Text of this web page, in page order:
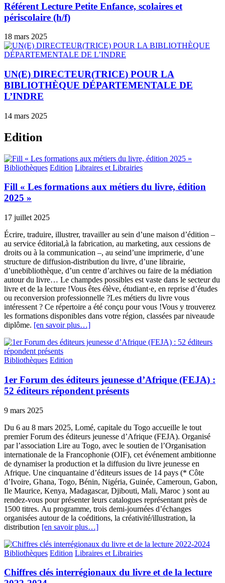
Référent Lecture Petite Enfance, scolaires et
périscolaire (h/f)
18 mars 2025
UN(E) DIRECTEUR(TRICE) POUR LA
BIBLIOTHÈQUE DÉPARTEMENTALE DE
L’INDRE
14 mars 2025
Edition
Bibliothèques Edition Libraires et Librairies
Fill « Les formations aux métiers du livre, édition
2025 »
17 juillet 2025
Écrire, traduire, illustrer, travailler au sein d’une maison d’édition –
au service éditorial,à la fabrication, au marketing, aux cessions de
droits ou à la communication –, au seind’une imprimerie, d’une
structure de diffusion-distribution du livre, d’une librairie,
d’unebibliothèque, d’un centre d’archives ou faire de la médiation
autour du livre… Le champdes possibles est vaste dans le secteur du
livre et de la lecture !Vous êtes élève, étudiant·e, en reprise d’études
ou reconversion professionnelle ?Les métiers du livre vous
intéressent ? Ce répertoire a été conçu pour vous !Vous y trouverez
les formations disponibles dans votre région, classées par niveaude
diplôme. [en savoir plus…]
Bibliothèques Edition
1er Forum des éditeurs jeunesse d’Afrique (FEJA) :
52 éditeurs répondent présents
9 mars 2025
Du 6 au 8 mars 2025, Lomé, capitale du Togo accueille le tout
premier Forum des éditeurs jeunesse d’Afrique (FEJA). Organisé
par l’association Lire au Togo, avec le soutien de l’Organisation
internationale de la Francophonie (OIF), cet événement ambitionne
de dynamiser la production et la diffusion du livre jeunesse en
Afrique. Une cinquantaine d’éditeurs issues de 14 pays (* Côte
d’Ivoire, Ghana, Togo, Bénin, Nigéria, Guinée, Cameroun, Gabon,
Ile Maurice, Kenya, Madagascar, Djibouti, Mali, Maroc ) sont au
rendez-vous pour présenter leurs catalogues représentant près de
1500 titres. Au programme, trois demi-journées d’échanges
organisées autour de la coéditions, la créativité/illustration, la
distribution [en savoir plus…]
Bibliothèques Edition Libraires et Librairies
Chiffres clés interrégionaux du livre et de la lecture